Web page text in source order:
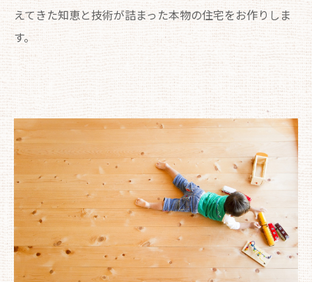
えてきた知恵と技術が詰まった本物の住宅をお作りしま
す。